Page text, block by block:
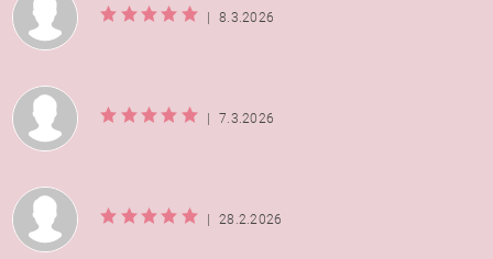
| 8.3.2026
| 7.3.2026
| 28.2.2026